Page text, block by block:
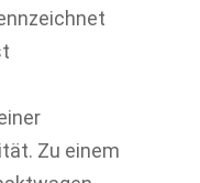
Zu einem